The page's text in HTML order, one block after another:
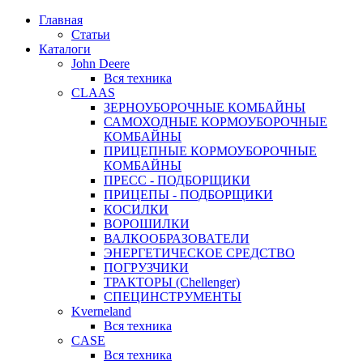
Главная
Статьи
Каталоги
John Deere
Вся техника
CLAAS
ЗЕРНОУБОРОЧНЫЕ КОМБАЙНЫ
САМОХОДНЫЕ КОРМОУБОРОЧНЫЕ
КОМБАЙНЫ
ПРИЦЕПНЫЕ КОРМОУБОРОЧНЫЕ
КОМБАЙНЫ
ПРЕСС - ПОДБОРЩИКИ
ПРИЦЕПЫ - ПОДБОРЩИКИ
КОСИЛКИ
ВОРОШИЛКИ
ВАЛКООБРАЗОВАТЕЛИ
ЭНЕРГЕТИЧЕСКОЕ СРЕДСТВО
ПОГРУЗЧИКИ
ТРАКТОРЫ (Chellenger)
СПЕЦИНСТРУМЕНТЫ
Kverneland
Вся техника
CASE
Вся техника